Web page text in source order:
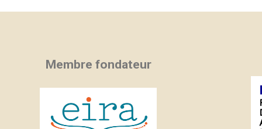
Membre fondateur